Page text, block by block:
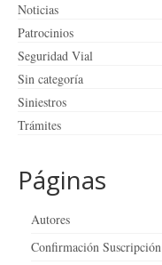
Noticias
Patrocinios
Seguridad Vial
Sin categoría
Siniestros
Trámites
Páginas
Autores
Confirmación Suscripción